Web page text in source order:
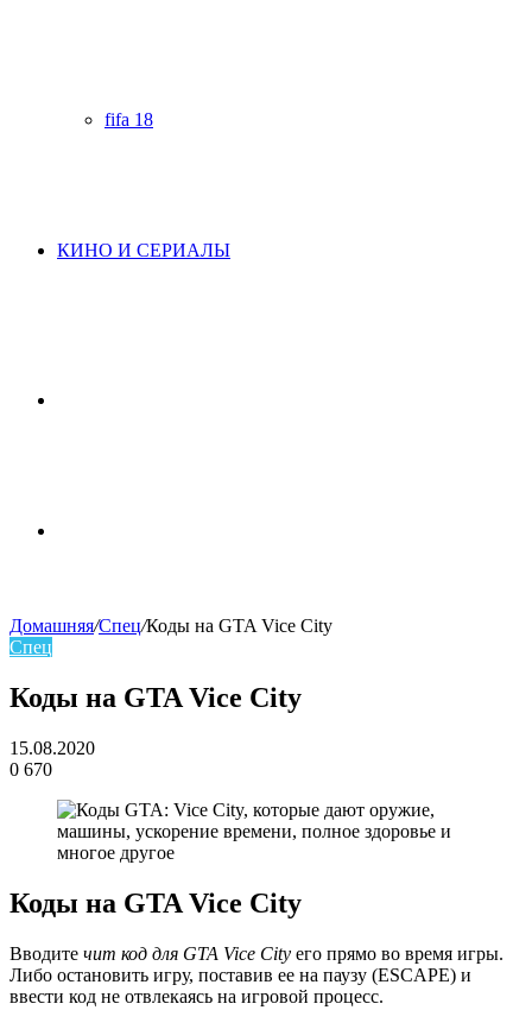
fifa 18
КИНО И СЕРИАЛЫ
Домашняя/Спец/Коды на GTA Vice City
Спец
Коды на GTA Vice City
15.08.2020
0 670
Коды на GTA Vice City
Вводите чит код для GTA Vice City его прямо во время игры.
Либо остановить игру, поставив ее на паузу (ESCAPE) и
ввести код не отвлекаясь на игровой процесс.